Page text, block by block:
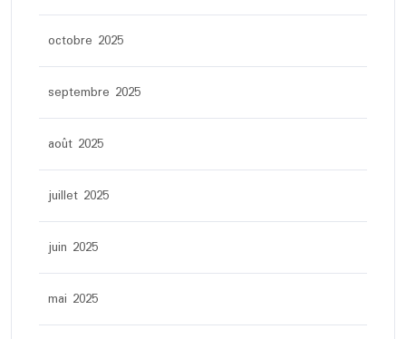
octobre 2025
septembre 2025
août 2025
juillet 2025
juin 2025
mai 2025